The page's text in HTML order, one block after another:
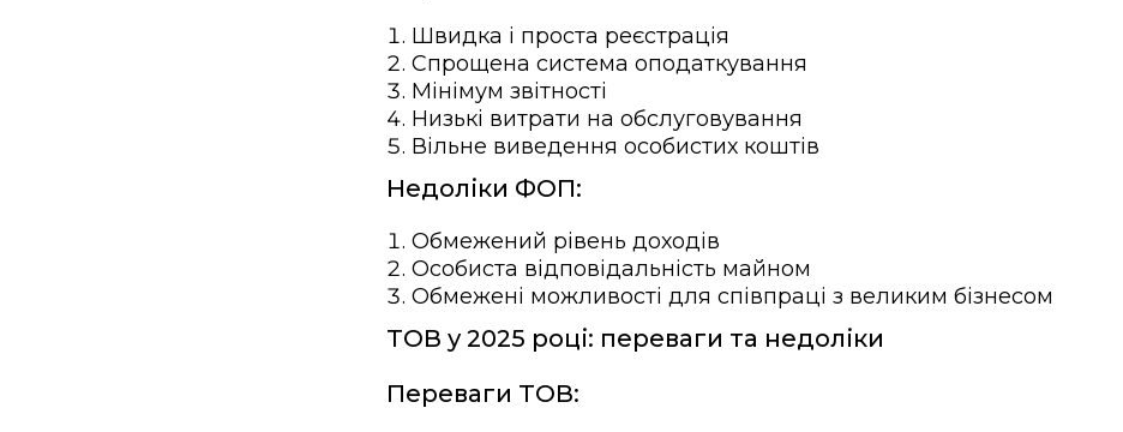
Швидка і проста реєстрація
Спрощена система оподаткування
Мінімум звітності
Низькі витрати на обслуговування
Вільне виведення особистих коштів
Недоліки ФОП:
Обмежений рівень доходів
Особиста відповідальність майном
Обмежені можливості для співпраці з великим бізнесом
ТОВ у 2025 році: переваги та недоліки
Переваги ТОВ: